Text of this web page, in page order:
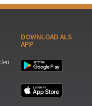
DOWNLOAD ALS
APP